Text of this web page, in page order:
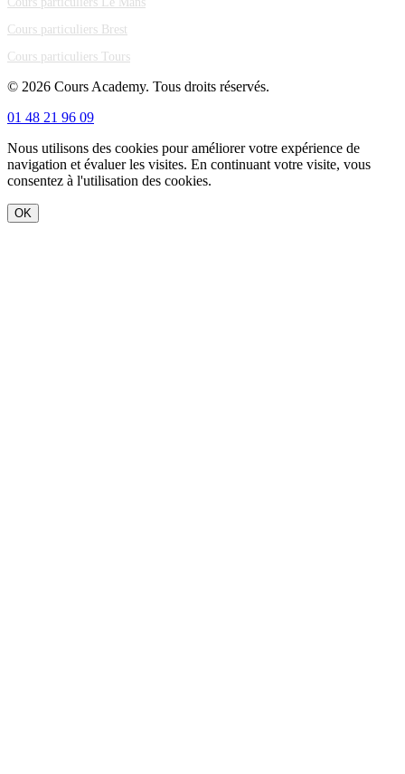
Cours particuliers Brest
Cours particuliers Tours
© 2026 Cours Academy. Tous droits réservés.
01 48 21 96 09
Nous utilisons des cookies pour améliorer votre expérience de
navigation et évaluer les visites. En continuant votre visite, vous
consentez à l'utilisation des cookies.
OK